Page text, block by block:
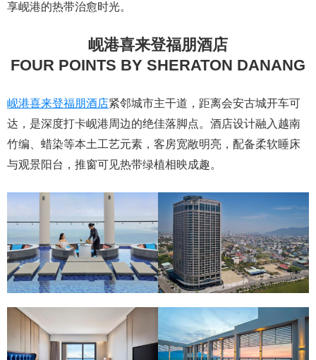
享岘港的热带治愈时光。
岘港喜来登福朋酒店
FOUR POINTS BY SHERATON DANANG
岘港喜来登福朋酒店紧邻城市主干道，距离会安古城开车可
达，是深度打卡岘港周边的绝佳落脚点。酒店设计融入越南
竹编、蜡染等本土工艺元素，客房宽敞明亮，配备柔软睡床
与观景阳台，推窗可见热带绿植相映成趣。